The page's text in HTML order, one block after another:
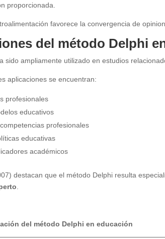
proporcionada.
favorece la convergencia de
del método Delphi
sido ampliamente utilizado en estudios
aplicaciones se encuentran:
profesionales
educativos
profesionales
educativas
académicos
destacan que el método Delphi resulta
del método Delphi en educación